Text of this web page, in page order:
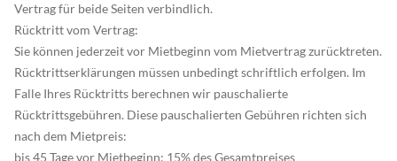
Vertrag für beide Seiten verbindlich.
Rücktritt vom Vertrag:
Sie können jederzeit vor Mietbeginn vom Mietvertrag zurücktreten.
Rücktrittserklärungen müssen unbedingt schriftlich erfolgen. Im
Falle Ihres Rücktritts berechnen wir pauschalierte
Rücktrittsgebühren. Diese pauschalierten Gebühren richten sich
nach dem Mietpreis:
bis 45 Tage vor Mietbeginn: 15% des Gesamtpreises